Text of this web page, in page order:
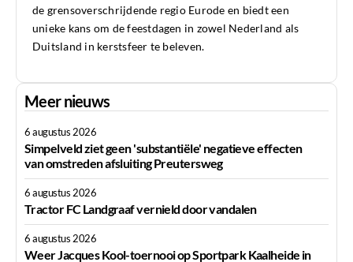
de grensoverschrijdende regio Eurode en biedt een
unieke kans om de feestdagen in zowel Nederland als
Duitsland in kerstsfeer te beleven.
Meer nieuws
6 augustus 2026
Simpelveld ziet geen 'substantiële' negatieve effecten
van omstreden afsluiting Preutersweg
6 augustus 2026
Tractor FC Landgraaf vernield door vandalen
6 augustus 2026
Weer Jacques Kool-toernooi op Sportpark Kaalheide in